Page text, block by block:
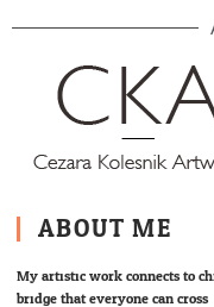
ABOUT ME
My artistic work connects to
bridge that everyone can